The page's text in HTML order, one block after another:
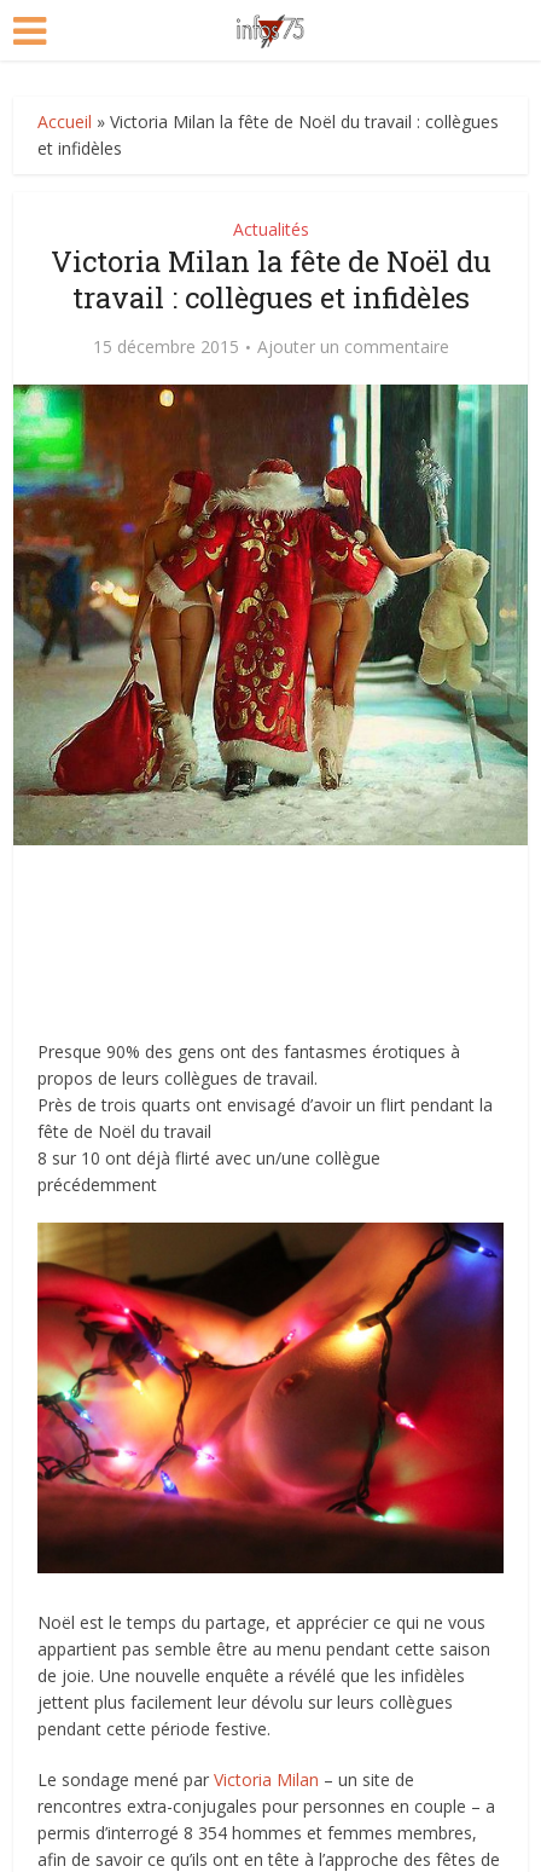
Accueil »Victoria Milan la fête de Noël du travail : collègues
et infidèles
Actualités
Victoria Milan la fête de Noël du
travail : collègues et infidèles
15 décembre 2015 Ajouter un commentaire
Presque 90% des gens ont des fantasmes érotiques à
propos de leurs collègues de travail.
Près de trois quarts ont envisagé d’avoir un flirt pendant la
fête de Noël du travail
8 sur 10 ont déjà flirté avec un/une collègue
précédemment
Noël est le temps du partage, et apprécier ce qui ne vous
appartient pas semble être au menu pendant cette saison
de joie. Une nouvelle enquête a révélé que les infidèles
jettent plus facilement leur dévolu sur leurs collègues
pendant cette période festive.
Le sondage mené parVictoria Milan – un site de
rencontres extra-conjugales pour personnes en couple – a
permis d’interrogé 8 354 hommes et femmes membres,
afin de savoir ce qu’ils ont en tête à l’approche des fêtes de